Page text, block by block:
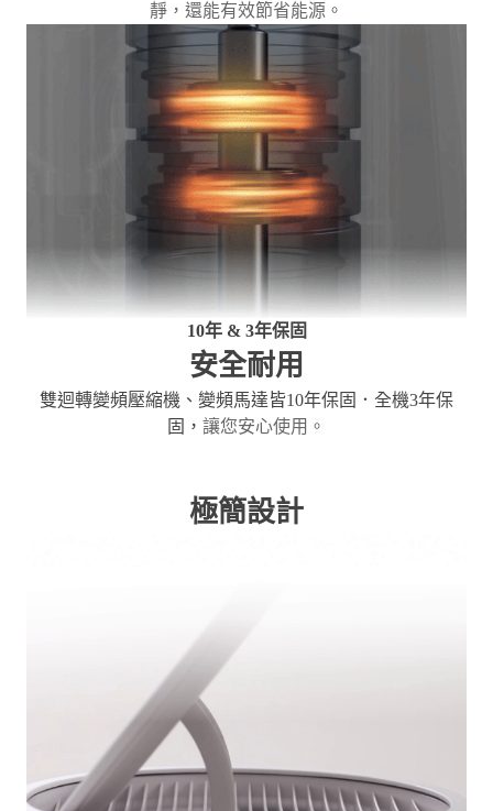
靜，還能有效節省能源。
10年 & 3年保固
安全耐用
雙迴轉變頻壓縮機、變頻馬達皆10年保固．全機3年保
固， 讓您安心使用。
極簡設計